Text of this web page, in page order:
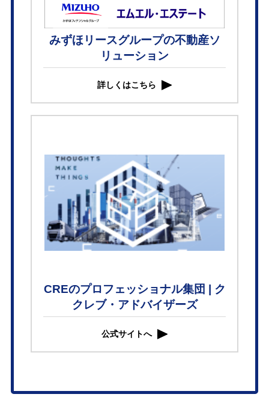
みずほリースグループの不動産ソ
リューション
詳しくはこちら
CREのプロフェッショナル集団 | ク
クレブ・アドバイザーズ
公式サイトへ